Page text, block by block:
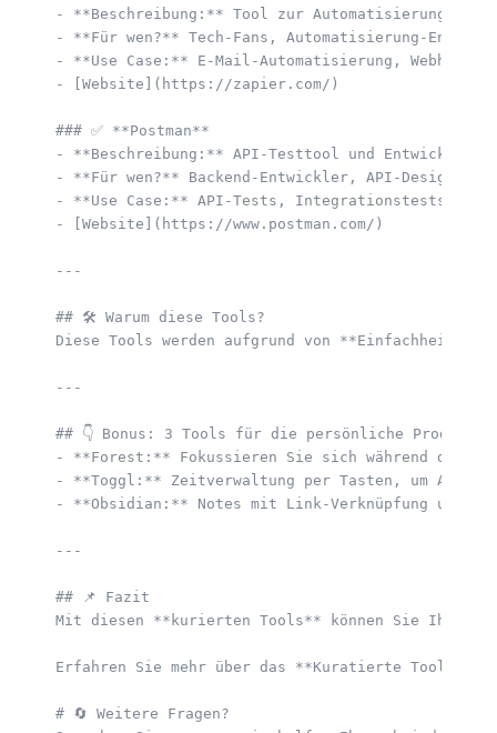
- **Beschreibung:** Tool zur Automatisierung von
- **Für wen?** Tech-Fans, Automatisierung-
- **Use Case:** E-Mail-Automatisierung,
- [Website](https://zapier.com/)
### ✅ **Postman**
- **Beschreibung:** API-Testtool und
- **Für wen?** Backend-Entwickler, API-
- **Use Case:** API-Tests, Integrationstests,
- [Website](https://www.postman.com/)
---
## 🛠️ Warum diese Tools?
Diese Tools werden aufgrund von **Einfachheit,
---
## 👇 Bonus: 3 Tools für die persönliche
- **Forest:** Fokussieren Sie sich während der
- **Toggl:** Zeitverwaltung per Tasten, um
- **Obsidian:** Notes mit Link-Verknüpfung und
---
## 📌 Fazit
Mit diesen **kurierten Tools** können Sie Ihre
Erfahren Sie mehr über das **Kuratierte Tool-
# 🔄 Weitere Fragen?